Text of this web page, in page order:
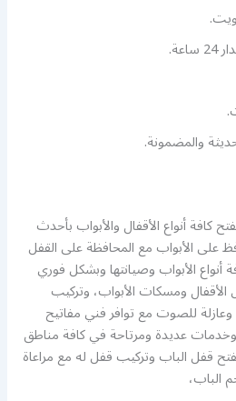
والمضمونة.
أنواع الأقفال والأبواب بأحدث
على الأبواب مع المحافظة على القفل
الأبواب وصيانتها وبشكل فوري
الأقفال ومسكات الأبواب، وتركيب
للصوت مع توافر فني مفاتيح
عديدة ومرتاحة في كافة مناطق
قفل الباب وتركيب قفل له مع مراعاة
الباب،